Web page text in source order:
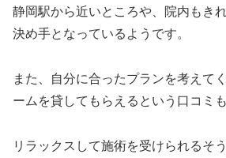
静岡駅から近いところや、院内もき
決め手となっているようです。
また、自分に合ったプランを考えて
ームを貸してもらえるという口コミ
リラックスして施術を受けられるそう